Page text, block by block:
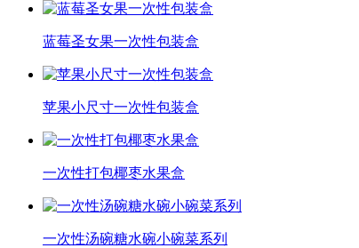
蓝莓圣女果一次性包装盒
苹果小尺寸一次性包装盒
一次性打包椰枣水果盒
一次性汤碗糖水碗小碗菜系列